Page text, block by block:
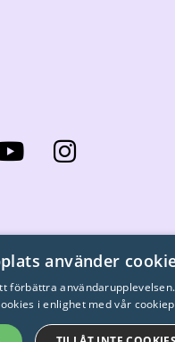
använder
förbättra
i enlighet med vår